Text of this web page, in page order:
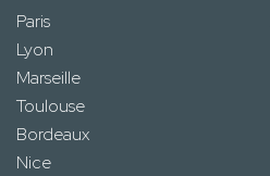
Paris
Lyon
Marseille
Toulouse
Bordeaux
Nice